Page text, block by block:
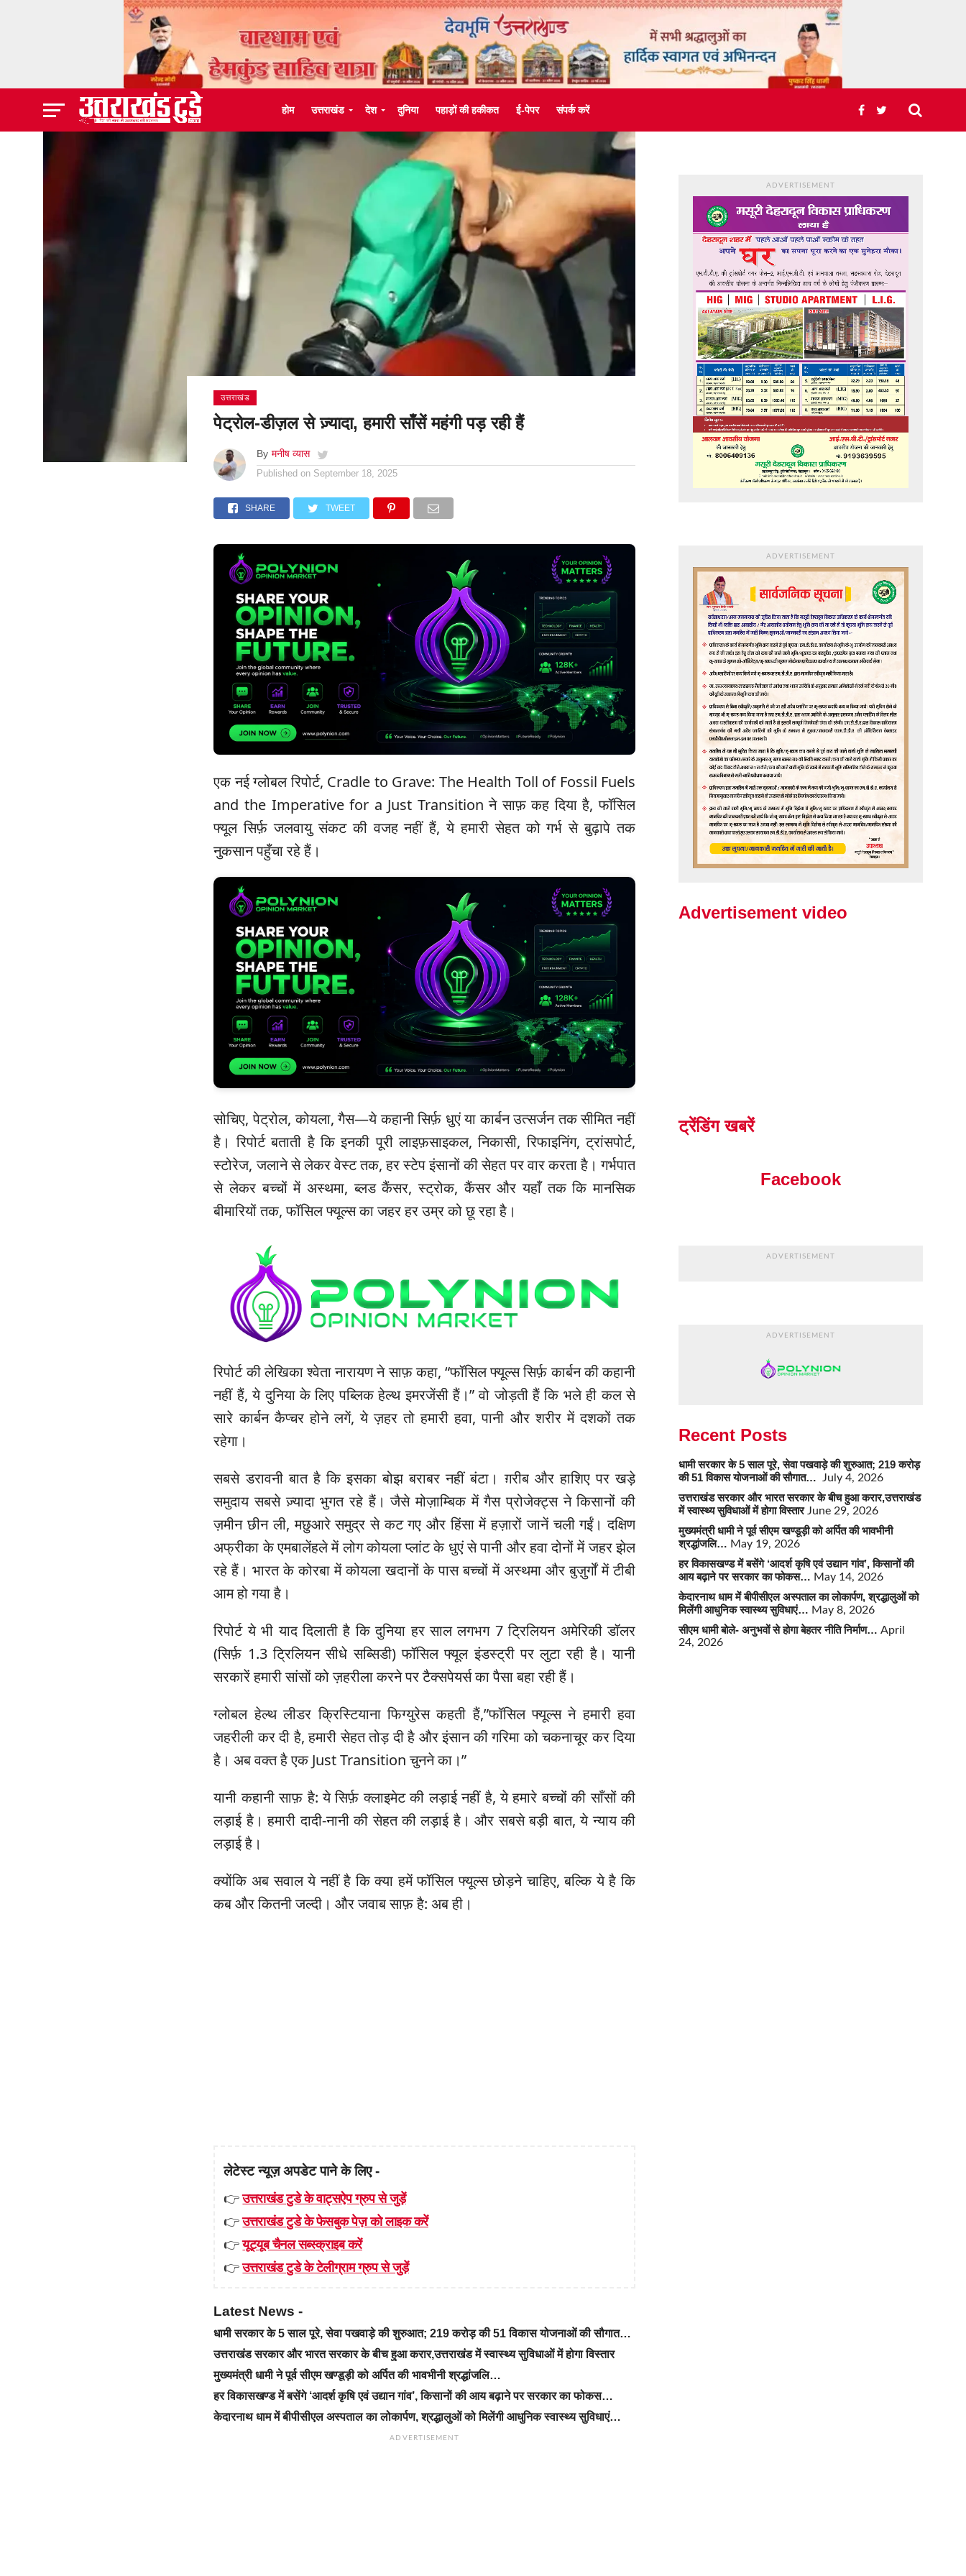
होम उत्तराखंड देश दुनिया पहाड़ों की हकीकत ई-पेपर संपर्क करें
उत्तराखंड
पेट्रोल-डीज़ल से ज़्यादा, हमारी साँसें महंगी पड़ रही हैं
By मनीष व्यास
Published on September 18, 2025
SHARE TWEET
एक नई ग्लोबल रिपोर्ट, Cradle to Grave: The Health Toll of Fossil Fuels
and the Imperative for a Just Transition ने साफ़ कह दिया है, फॉसिल
फ्यूल सिर्फ़ जलवायु संकट की वजह नहीं हैं, ये हमारी सेहत को गर्भ से बुढ़ापे तक
नुकसान पहुँचा रहे हैं।
सोचिए, पेट्रोल, कोयला, गैस—ये कहानी सिर्फ़ धुएं या कार्बन उत्सर्जन तक सीमित नहीं
है। रिपोर्ट बताती है कि इनकी पूरी लाइफ़साइकल, निकासी, रिफाइनिंग, ट्रांसपोर्ट,
स्टोरेज, जलाने से लेकर वेस्ट तक, हर स्टेप इंसानों की सेहत पर वार करता है। गर्भपात
से लेकर बच्चों में अस्थमा, ब्लड कैंसर, स्ट्रोक, कैंसर और यहाँ तक कि मानसिक
बीमारियों तक, फॉसिल फ्यूल्स का जहर हर उम्र को छू रहा है।
रिपोर्ट की लेखिका श्वेता नारायण ने साफ़ कहा, “फॉसिल फ्यूल्स सिर्फ़ कार्बन की कहानी
नहीं हैं, ये दुनिया के लिए पब्लिक हेल्थ इमरजेंसी हैं।” वो जोड़ती हैं कि भले ही कल से
सारे कार्बन कैप्चर होने लगें, ये ज़हर तो हमारी हवा, पानी और शरीर में दशकों तक
रहेगा।
सबसे डरावनी बात है कि इसका बोझ बराबर नहीं बंटा। ग़रीब और हाशिए पर खड़े
समुदाय सबसे ज़्यादा भुगत रहे हैं। जैसे मोज़ाम्बिक में गैस प्रोजेक्ट्स ने किसानों की
ज़मीन छीन ली, मछुआरे समुद्र से कट गए और हिंसा में हज़ारों जानें चली गईं। दक्षिण
अफ्रीका के एमबालेंहले में लोग कोयला प्लांट के धुएं से पानी और हवा दोनों में जहर झेल
रहे हैं। भारत के कोरबा में कोयला खदानों के पास बच्चों में अस्थमा और बुज़ुर्गों में टीबी
आम हो गया है।
रिपोर्ट ये भी याद दिलाती है कि दुनिया हर साल लगभग 7 ट्रिलियन अमेरिकी डॉलर
(सिर्फ़ 1.3 ट्रिलियन सीधे सब्सिडी) फॉसिल फ्यूल इंडस्ट्री पर लुटा रही है। यानी
सरकारें हमारी सांसों को ज़हरीला करने पर टैक्सपेयर्स का पैसा बहा रही हैं।
ग्लोबल हेल्थ लीडर क्रिस्टियाना फिग्युरेस कहती हैं,”फॉसिल फ्यूल्स ने हमारी हवा
जहरीली कर दी है, हमारी सेहत तोड़ दी है और इंसान की गरिमा को चकनाचूर कर दिया
है। अब वक्त है एक Just Transition चुनने का।”
यानी कहानी साफ़ है: ये सिर्फ़ क्लाइमेट की लड़ाई नहीं है, ये हमारे बच्चों की साँसों की
लड़ाई है। हमारी दादी-नानी की सेहत की लड़ाई है। और सबसे बड़ी बात, ये न्याय की
लड़ाई है।
क्योंकि अब सवाल ये नहीं है कि क्या हमें फॉसिल फ्यूल्स छोड़ने चाहिए, बल्कि ये है कि
कब और कितनी जल्दी। और जवाब साफ़ है: अब ही।
लेटेस्ट न्यूज़ अपडेट पाने के लिए -
👉उत्तराखंड टुडे के वाट्सऐप ग्रुप से जुड़ें
👉उत्तराखंड टुडे के फेसबुक पेज़ को लाइक करें
👉यूट्यूब चैनल सब्स्क्राइब करें
👉उत्तराखंड टुडे के टेलीग्राम ग्रुप से जुड़ें
Latest News -
धामी सरकार के 5 साल पूरे, सेवा पखवाड़े की शुरुआत; 219 करोड़ की 51 विकास योजनाओं की सौगात…
उत्तराखंड सरकार और भारत सरकार के बीच हुआ करार,उत्तराखंड में स्वास्थ्य सुविधाओं में होगा विस्तार
मुख्यमंत्री धामी ने पूर्व सीएम खण्डूड़ी को अर्पित की भावभीनी श्रद्धांजलि…
हर विकासखण्ड में बसेंगे ‘आदर्श कृषि एवं उद्यान गांव’, किसानों की आय बढ़ाने पर सरकार का फोकस…
केदारनाथ धाम में बीपीसीएल अस्पताल का लोकार्पण, श्रद्धालुओं को मिलेंगी आधुनिक स्वास्थ्य सुविधाएं…
ADVERTISEMENT
ADVERTISEMENT
ADVERTISEMENT
Advertisement video
ट्रेंडिंग खबरें
Facebook
ADVERTISEMENT
ADVERTISEMENT
Recent Posts
धामी सरकार के 5 साल पूरे, सेवा पखवाड़े की शुरुआत; 219 करोड़
की 51 विकास योजनाओं की सौगात… July 4, 2026
उत्तराखंड सरकार और भारत सरकार के बीच हुआ करार,उत्तराखंड
में स्वास्थ्य सुविधाओं में होगा विस्तार June 29, 2026
मुख्यमंत्री धामी ने पूर्व सीएम खण्डूड़ी को अर्पित की भावभीनी
श्रद्धांजलि… May 19, 2026
हर विकासखण्ड में बसेंगे ‘आदर्श कृषि एवं उद्यान गांव’, किसानों की
आय बढ़ाने पर सरकार का फोकस… May 14, 2026
केदारनाथ धाम में बीपीसीएल अस्पताल का लोकार्पण, श्रद्धालुओं को
मिलेंगी आधुनिक स्वास्थ्य सुविधाएं… May 8, 2026
सीएम धामी बोले- अनुभवों से होगा बेहतर नीति निर्माण… April
24, 2026